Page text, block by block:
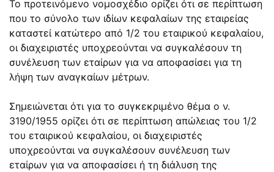
Το προτεινόμενο νομοσχέδιο ορίζει ότι σε περίπτωση
που το σύνολο των ιδίων κεφαλαίων της εταιρείας
καταστεί κατώτερο από 1/2 του εταιρικού κεφαλαίου,
οι διαχειριστές υποχρεούνται να συγκαλέσουν τη
συνέλευση των εταίρων για να αποφασίσει για τη
λήψη των αναγκαίων μέτρων.
Σημειώνεται ότι για το συγκεκριμένο θέμα ο ν.
3190/1955 ορίζει ότι σε περίπτωση απώλειας του 1/2
του εταιρικού κεφαλαίου, οι διαχειριστές
υποχρεούνται να συγκαλέσουν συνέλευση των
εταίρων για να αποφασίσει ή τη διάλυση της